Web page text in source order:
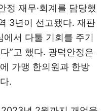
정 재무·회계를 담당했
3년이 선고됐다. 재판
에서 다툴 기회를 주기
”고 했다. 광덕안정은
가맹 한의원과 한방
.